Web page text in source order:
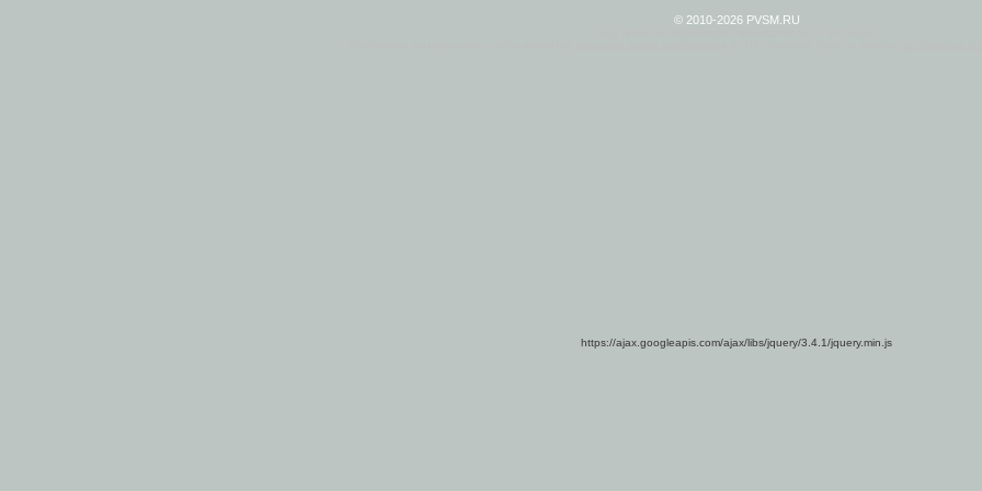
© 2010-2026 PVSM.RU
https://ajax.googleapis.com/ajax/libs/jquery/3.4.1/jquery.min.js